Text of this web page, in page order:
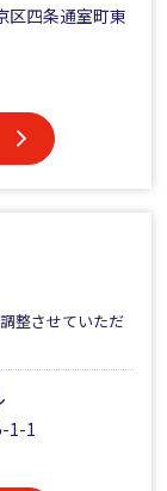
四条通室町東
整させていただ
1-1